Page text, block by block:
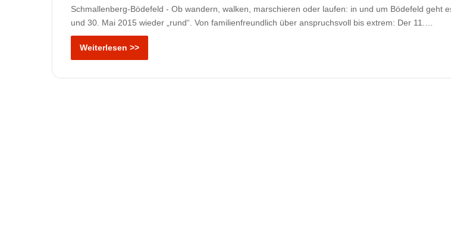
Schmallenberg-Bödefeld - Ob wandern, walken, marschieren oder laufen: in und um Bödefeld geht
und 30. Mai 2015 wieder „rund“. Von familienfreundlich über anspruchsvoll bis extrem: Der 11.…
Weiterlesen >>